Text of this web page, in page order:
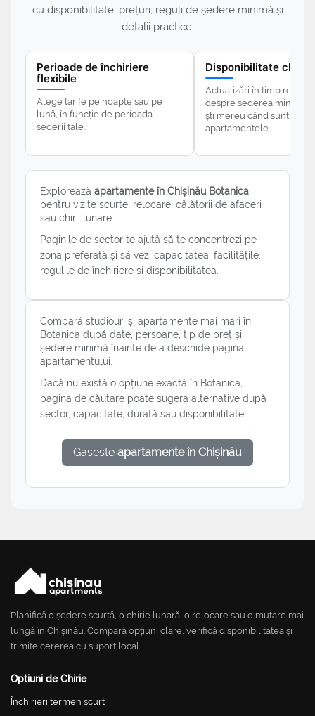
cu disponibilitate, prețuri, reguli de ședere minimă și
detalii practice.
Perioade de închiriere
flexibile
Alege tarife pe noapte sau pe
lună, în funcție de perioada
șederii tale.
Disponibilitate clară
Actualizări în timp real și
despre șederea minimă
ști mereu când sunt
apartamentele.
Explorează apartamente în Chișinău Botanica
pentru vizite scurte, relocare, călătorii de afaceri
sau chirii lunare.
Paginile de sector te ajută să te concentrezi pe
zona preferată și să vezi capacitatea, facilitățile,
regulile de închiriere și disponibilitatea.
Compară studiouri și apartamente mai mari în
Botanica după date, persoane, tip de preț și
ședere minimă înainte de a deschide pagina
apartamentului.
Dacă nu există o opțiune exactă în Botanica,
pagina de căutare poate sugera alternative după
sector, capacitate, durată sau disponibilitate.
Gaseste apartamente în Chișinău
Planifică o ședere scurtă, o chirie lunară, o relocare sau o mutare mai
lungă în Chișinău. Compară opțiuni clare, verifică disponibilitatea și
trimite cererea cu suport local.
Optiuni de Chirie
Închirieri termen scurt